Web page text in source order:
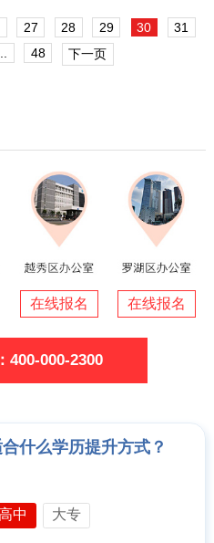
27 28 29 30
31
48 下一页
在线报名 在线报名
400-000-2300
什么学历提升方式？
中 大专